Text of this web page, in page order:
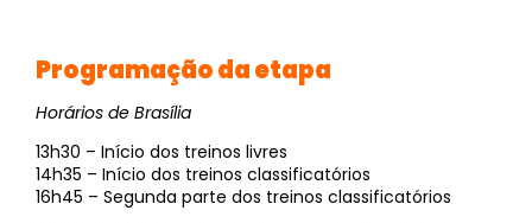
Programação da etapa
Horários de Brasília
13h30 – Início dos treinos livres
14h35 – Início dos treinos classificatórios
16h45 – Segunda parte dos treinos classificatórios